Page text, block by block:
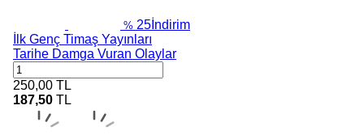
% 25 İndirim
İlk Genç Timaş Yayınları
Tarihe Damga Vuran Olaylar
250,00 TL
187,50 TL